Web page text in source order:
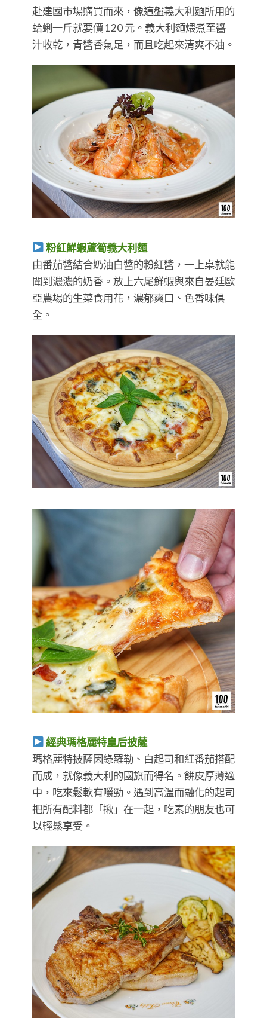
赴建國市場購買而來，像這盤義大利麵所用的
蛤蜊一斤就要價 120 元。義大利麵煨煮至醬
汁收乾，青醬香氣足，而且吃起來清爽不油。
粉紅鮮蝦蘆筍義大利麵
由番茄醬結合奶油白醬的粉紅醬，一上桌就能
聞到濃濃的奶香。放上六尾鮮蝦與來自晏廷歐
亞農場的生菜食用花，濃郁爽口、色香味俱
全。
經典瑪格麗特皇后披薩
瑪格麗特披薩因綠羅勒、白起司和紅番茄搭配
而成，就像義大利的國旗而得名。餅皮厚薄適
中，吃來鬆軟有嚼勁。遇到高溫而融化的起司
把所有配料都「揪」在一起，吃素的朋友也可
以輕鬆享受。